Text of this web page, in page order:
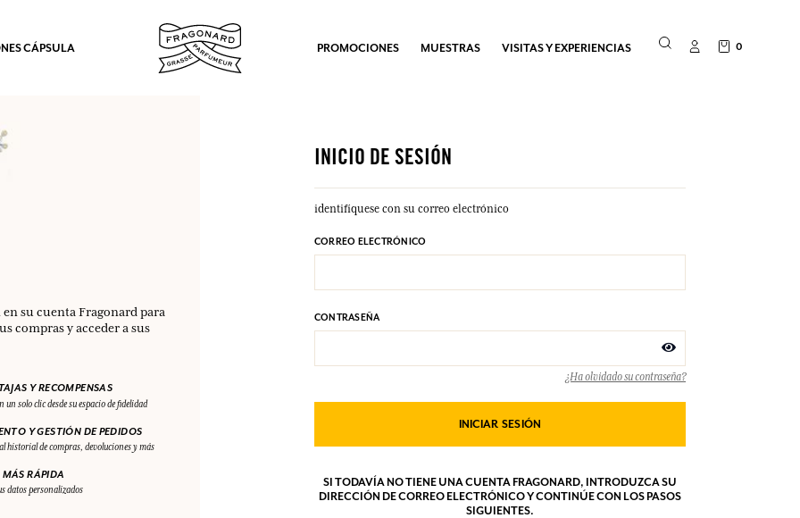
CÁPSULA PROMOCIONES MUESTRAS VISITAS Y EXPERIENCIAS 0
su cuenta Fragonard para
compras y acceder a sus
Y RECOMPENSAS
clic desde su espacio de fidelidad
Y GESTIÓN DE PEDIDOS
de compras, devoluciones y más
RÁPIDA
personalizados
INICIO DE SESIÓN
identifíquese con su correo electrónico
CORREO ELECTRÓNICO
CONTRASEÑA
¿Ha olvidado su contraseña?
INICIAR SESIÓN
SI TODAVÍA NO TIENE UNA CUENTA FRAGONARD, INTRODUZCA SU
DIRECCIÓN DE CORREO ELECTRÓNICO Y CONTINÚE CON LOS PASOS
SIGUIENTES.